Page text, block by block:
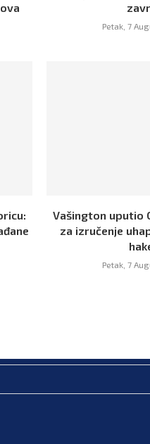
Petak, 7
Vašington uputio
za izručenje
Petak, 7